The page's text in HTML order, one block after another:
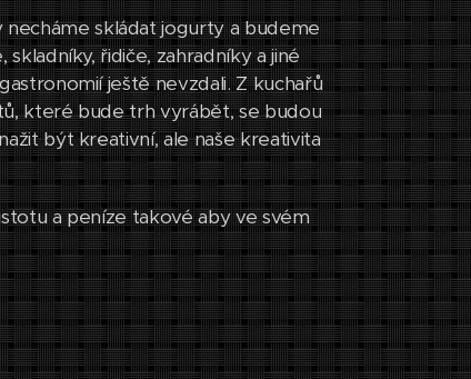
skládat jogurty a budeme
řidiče, zahradníky a jiné
ještě nevzdali. Z kuchařů
které bude trh vyrábět, se budou
být kreativní, ale naše kreativita
a peníze takové aby ve svém